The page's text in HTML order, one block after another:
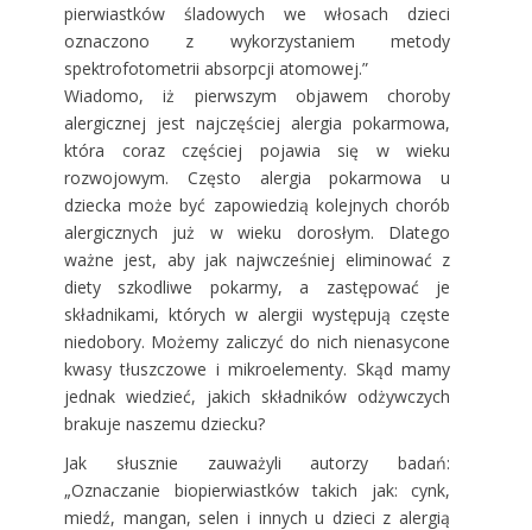
pierwiastków śladowych we włosach dzieci
oznaczono z wykorzystaniem metody
spektrofotometrii absorpcji atomowej.”
Wiadomo, iż pierwszym objawem choroby
alergicznej jest najczęściej alergia pokarmowa,
która coraz częściej pojawia się w wieku
rozwojowym. Często alergia pokarmowa u
dziecka może być zapowiedzią kolejnych chorób
alergicznych już w wieku dorosłym. Dlatego
ważne jest, aby jak najwcześniej eliminować z
diety szkodliwe pokarmy, a zastępować je
składnikami, których w alergii występują częste
niedobory. Możemy zaliczyć do nich nienasycone
kwasy tłuszczowe i mikroelementy. Skąd mamy
jednak wiedzieć, jakich składników odżywczych
brakuje naszemu dziecku?
Jak słusznie zauważyli autorzy badań:
„Oznaczanie biopierwiastków takich jak: cynk,
miedź, mangan, selen i innych u dzieci z alergią